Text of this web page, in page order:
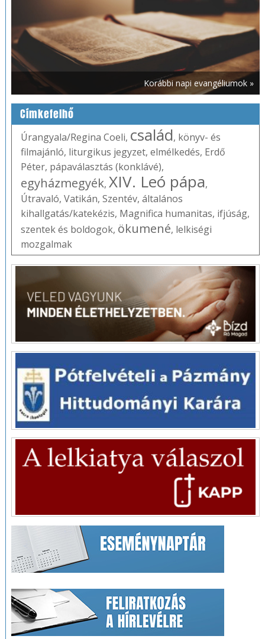
Korábbi napi evangéliumok »
Címkefelhő
Úrangyala/Regina Coeli, család, könyv- és
filmajánló, liturgikus jegyzet, elmélkedés, Erdő
Péter, pápaválasztás (konklávé),
egyházmegyék, XIV. Leó pápa,
Útravaló, Vatikán, Szentév, általános
kihallgatás/katekézis, Magnifica humanitas, ifjúság,
szentek és boldogok, ökumené, lelkiségi
mozgalmak